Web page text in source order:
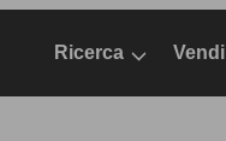
Ricerca Vendi